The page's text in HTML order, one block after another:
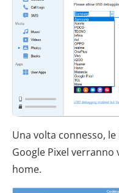
Una volta connesso,
Google Pixel
home.